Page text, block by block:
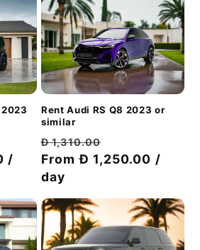
/
Rent Audi RS Q8 2023 or
similar
سعر
عادي
Đ 1,310.00
الخصم
From Đ 1,250.00 /
day